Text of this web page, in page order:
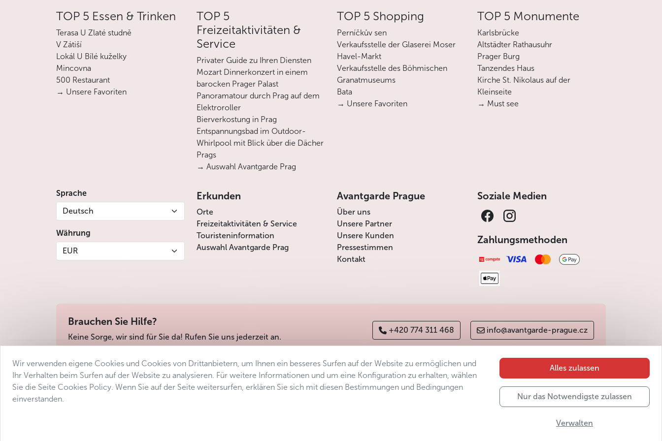
TOP 5 Essen & Trinken
Terasa U Zlaté studně
V Zátiší
Lokál U Bílé kuželky
Mincovna
500 Restaurant
→ Unsere Favoriten
TOP 5
Freizeitaktivitäten &
Service
Privater Guide zu Ihren Diensten
Mozart Dinnerkonzert in einem
barocken Prager Palast
Panoramatour durch Prag auf dem
Elektroroller
Bierverkostung in Prag
Entspannungsbad im Outdoor-
Whirlpool mit Blick über die Dächer
Prags
→ Auswahl Avantgarde Prag
TOP 5 Shopping
Perníčkův sen
Verkaufsstelle der Glaserei Moser
Havel-Markt
Verkaufsstelle des Böhmischen
Granatmuseums
Bata
→ Unsere Favoriten
TOP 5 Monumente
Karlsbrücke
Altstädter Rathausuhr
Prager Burg
Tanzendes Haus
Kirche St. Nikolaus auf der
Kleinseite
→ Must see
Sprache
Deutsch
Währung
EUR
Erkunden
Orte
Freizeitaktivitäten & Service
Touristeninformation
Auswahl Avantgarde Prag
Avantgarde Prague
Über uns
Unsere Partner
Unsere Kunden
Pressestimmen
Kontakt
Soziale Medien
Zahlungsmethoden
Brauchen Sie Hilfe?
Keine Sorge, wir sind für Sie da! Rufen Sie uns jederzeit an.
+420 774 311 468 info@avantgarde-prague.cz
Geschäftsbedingungen Datenschutz Barrierefreiheitserklärung Manage consent Sitemap
Wir verwenden eigene Cookies und Cookies von Drittanbietern, um Ihnen ein besseres Surfen auf der Website zu ermöglichen und
Ihr Verhalten beim Surfen auf der Website zu analysieren. Für weitere Informationen und um eine Konfiguration zu erhalten, wählen
Sie die Seite Cookies Policy. Wenn Sie auf der Seite weitersurfen, erklären Sie sich mit diesen Bestimmungen und Bedingungen
einverstanden.
Alles zulassen
Nur das Notwendigste zulassen
Verwalten